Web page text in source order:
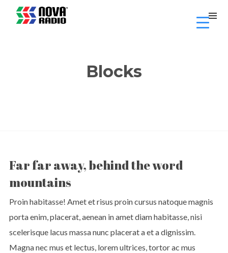
Blocks
Far far away, behind the word
mountains
Proin habitasse! Amet et risus proin cursus natoque magnis
porta enim, placerat, aenean in amet diam habitasse, nisi
scelerisque lacus massa nunc placerat a et a dignissim.
Magna nec mus et lectus, lorem ultrices, tortor ac mus